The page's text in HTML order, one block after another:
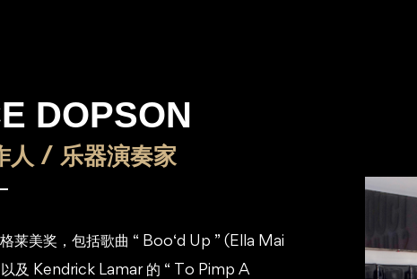
DOPSON
人 / 乐器演奏家
莱美奖，包括歌曲 “ Boo‘d Up ” (Ella Mai
及 Kendrick Lamar 的 “ To Pimp A